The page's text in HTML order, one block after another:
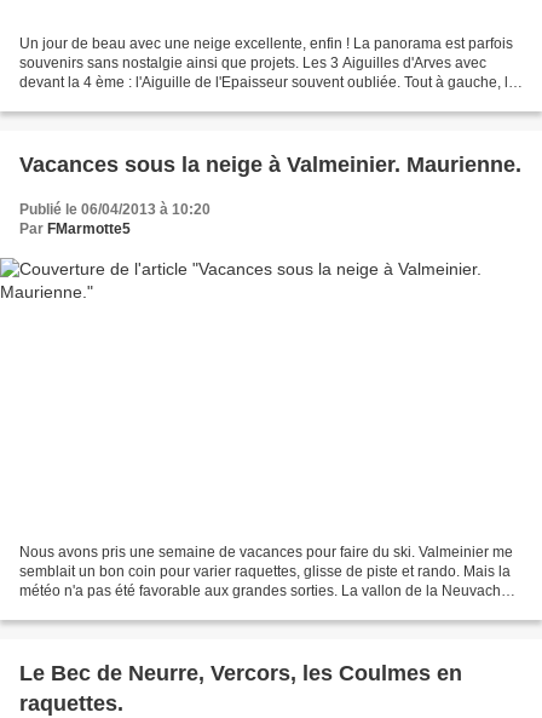
Un jour de beau avec une neige excellente, enfin ! La panorama est parfois
souvenirs sans nostalgie ainsi que projets. Les 3 Aiguilles d'Arves avec
devant la 4 ème : l'Aiguille de l'Epaisseur souvent oubliée. Tout à gauche, le
Vacances sous la neige à Valmeinier. Maurienne.
Publié le 06/04/2013 à 10:20
Par FMarmotte5
Nous avons pris une semaine de vacances pour faire du ski. Valmeinier me
semblait un bon coin pour varier raquettes, glisse de piste et rando. Mais la
météo n'a pas été favorable aux grandes sorties. La vallon de la Neuvache,
Le Bec de Neurre, Vercors, les Coulmes en
raquettes.